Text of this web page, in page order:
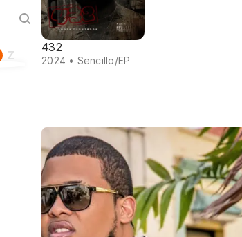
Z
432
2024 • Sencillo/EP